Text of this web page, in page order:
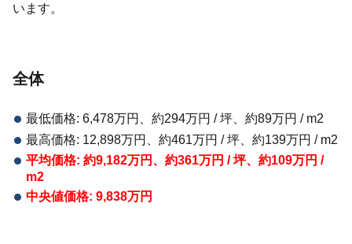
います。
全体
最低価格: 6,478万円、約294万円 / 坪、約89万円 / m2
最高価格: 12,898万円、約461万円 / 坪、約139万円 / m2
平均価格: 約9,182万円、約361万円 / 坪、約109万円 /
m2
中央値価格: 9,838万円